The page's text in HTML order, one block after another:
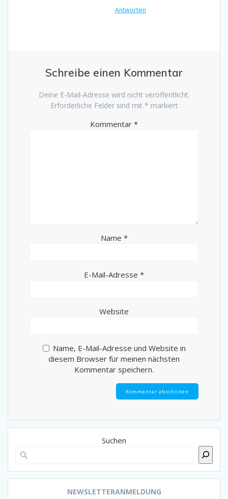
Antworten
Schreibe einen Kommentar
Deine E-Mail-Adresse wird nicht veröffentlicht.
Erforderliche Felder sind mit * markiert
Kommentar *
Name *
E-Mail-Adresse *
Website
Name, E-Mail-Adresse und Website in
diesem Browser für meinen nächsten
Kommentar speichern.
Suchen
NEWSLETTERANMELDUNG